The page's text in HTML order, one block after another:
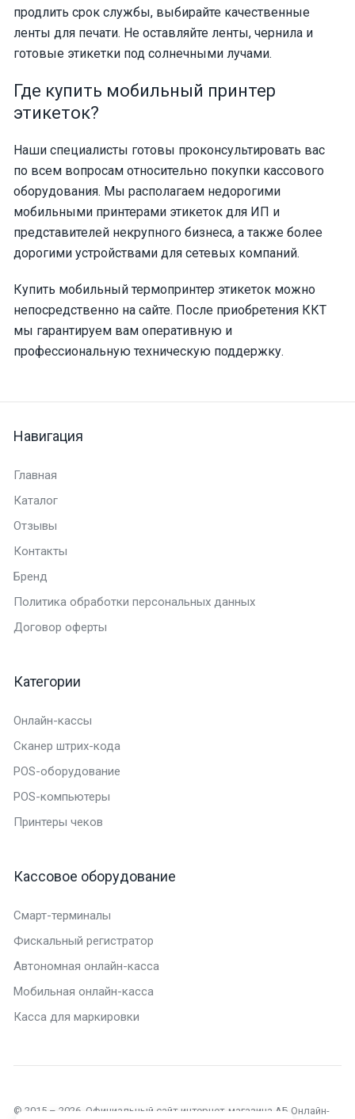
продлить срок службы, выбирайте качественные
ленты для печати. Не оставляйте ленты, чернила и
готовые этикетки под солнечными лучами.
Где купить мобильный принтер
этикеток?
Наши специалисты готовы проконсультировать вас
по всем вопросам относительно покупки кассового
оборудования. Мы располагаем недорогими
мобильными принтерами этикеток для ИП и
представителей некрупного бизнеса, а также более
дорогими устройствами для сетевых компаний.
Купить мобильный термопринтер этикеток можно
непосредственно на сайте. После приобретения ККТ
мы гарантируем вам оперативную и
профессиональную техническую поддержку.
Навигация
Главная
Каталог
Отзывы
Контакты
Бренд
Политика обработки персональных данных
Договор оферты
Категории
Онлайн-кассы
Сканер штрих-кода
POS-оборудование
POS-компьютеры
Принтеры чеков
Кассовое оборудование
Смарт-терминалы
Фискальный регистратор
Автономная онлайн-касса
Мобильная онлайн-касса
Касса для маркировки
© 2015 – 2026. Официальный сайт интернет-магазина АБ Онлайн-